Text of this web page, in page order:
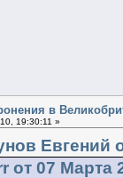
в
19:30:11 »
Евгений
от 07 Марта